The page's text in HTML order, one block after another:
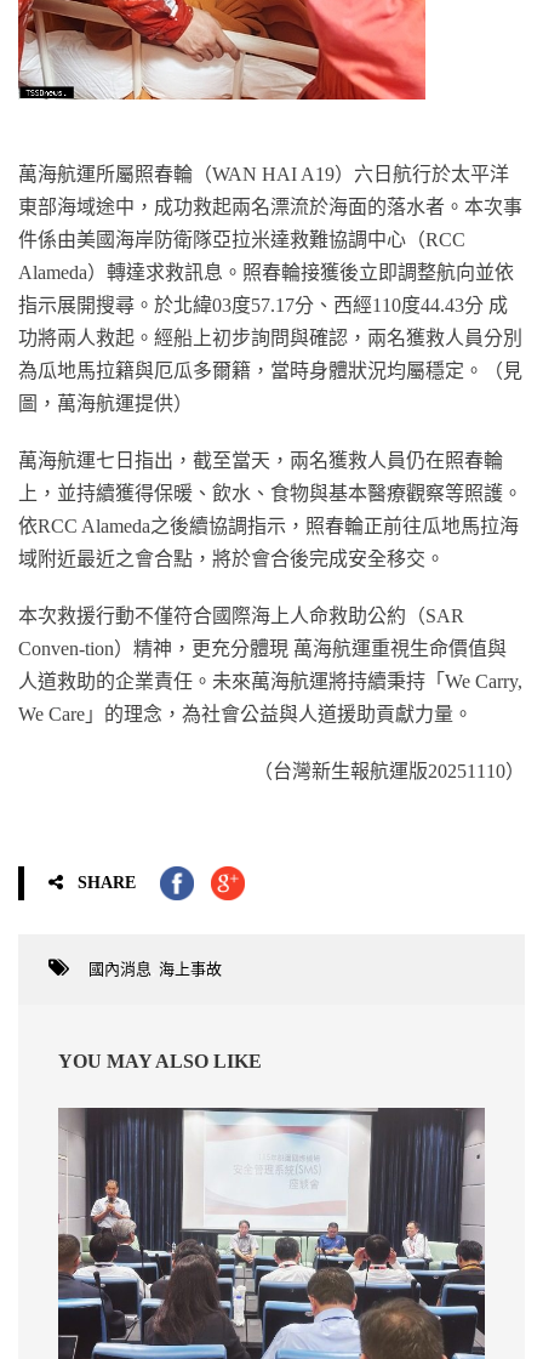
萬海航運所屬照春輪（WAN HAI A19）六日航行於太平洋
東部海域途中，成功救起兩名漂流於海面的落水者。本次事
件係由美國海岸防衛隊亞拉米達救難協調中心（RCC
Alameda）轉達求救訊息。照春輪接獲後立即調整航向並依
指示展開搜尋。於北緯03度57.17分、西經110度44.43分 成
功將兩人救起。經船上初步詢問與確認，兩名獲救人員分別
為瓜地馬拉籍與厄瓜多爾籍，當時身體狀況均屬穩定。（見
圖，萬海航運提供）
萬海航運七日指出，截至當天，兩名獲救人員仍在照春輪
上，並持續獲得保暖、飲水、食物與基本醫療觀察等照護。
依RCC Alameda之後續協調指示，照春輪正前往瓜地馬拉海
域附近最近之會合點，將於會合後完成安全移交。
本次救援行動不僅符合國際海上人命救助公約（SAR
Conven-tion）精神，更充分體現 萬海航運重視生命價值與
人道救助的企業責任。未來萬海航運將持續秉持「We Carry,
We Care」的理念，為社會公益與人道援助貢獻力量。
（台灣新生報航運版20251110）
SHARE
國內消息 海上事故
YOU MAY ALSO LIKE